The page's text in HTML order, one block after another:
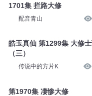
1701集 拦路大修
配音青山
皓玉真仙 第1299集 大修
（三）
传说中的方片K
第1970集 凄惨大修